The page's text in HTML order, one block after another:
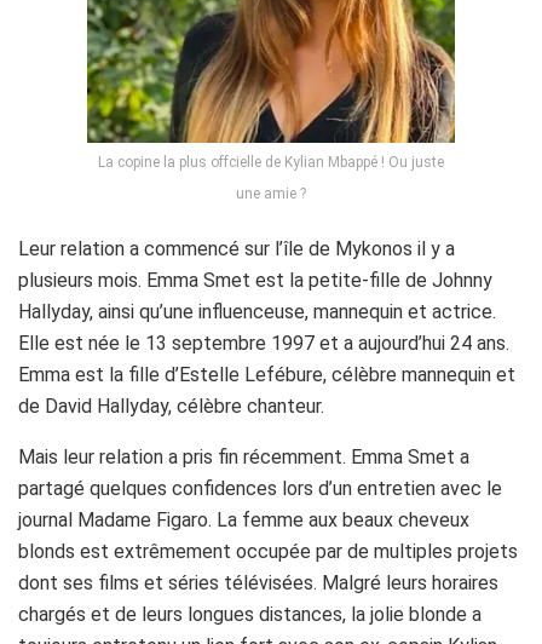
La copine la plus offcielle de Kylian Mbappé ! Ou juste
une amie ?
Leur relation a commencé sur l’île de Mykonos il y a
plusieurs mois. Emma Smet est la petite-fille de Johnny
Hallyday, ainsi qu’une influenceuse, mannequin et actrice.
Elle est née le 13 septembre 1997 et a aujourd’hui 24 ans.
Emma est la fille d’Estelle Lefébure, célèbre mannequin et
de David Hallyday, célèbre chanteur.
Mais leur relation a pris fin récemment. Emma Smet a
partagé quelques confidences lors d’un entretien avec le
journal Madame Figaro. La femme aux beaux cheveux
blonds est extrêmement occupée par de multiples projets
dont ses films et séries télévisées. Malgré leurs horaires
chargés et de leurs longues distances, la jolie blonde a